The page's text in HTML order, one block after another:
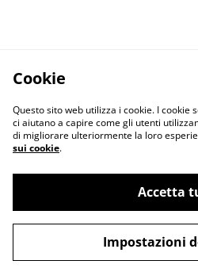
Privacy Policy
Cookie
Questo sito web utilizza i cookie. I cookie
ci aiutano a capire come gli utenti
di migliorare ulteriormente la loro
sui cookie.
Accetta
Impostazioni